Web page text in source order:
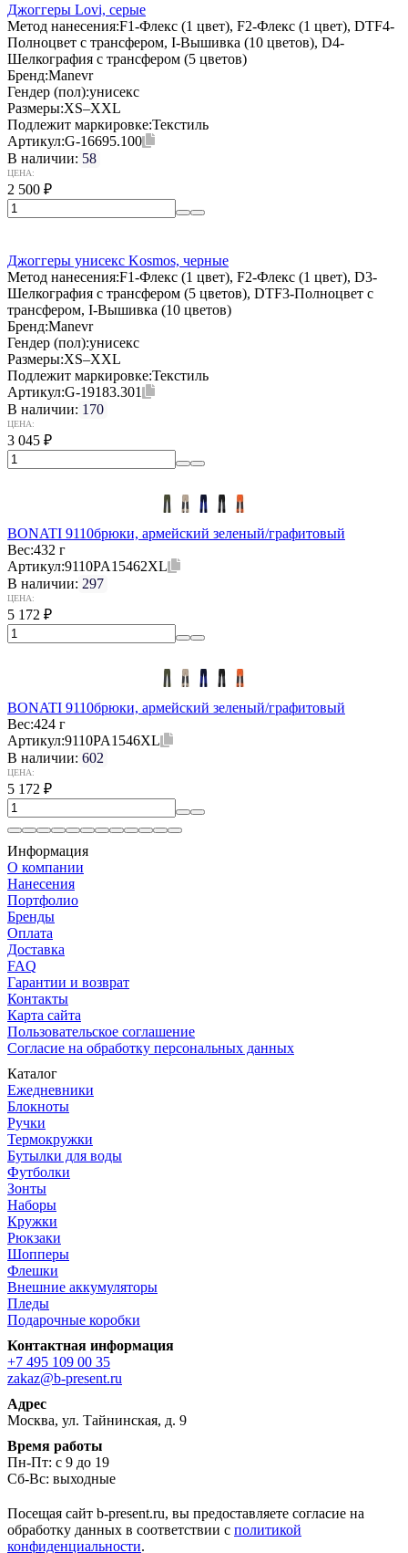
Джоггеры Lovi, серые
Метод нанесения:F1-Флекс (1 цвет), F2-Флекс (1 цвет), DTF4-
Полноцвет с трансфером, I-Вышивка (10 цветов), D4-
Шелкография с трансфером (5 цветов)
Бренд:Manevr
Гендер (пол):унисекс
Размеры:XS–XXL
Подлежит маркировке:Текстиль
Артикул:G-16695.100
В наличии: 58
ЦЕНА:
2 500 ₽
Джоггеры унисекс Kosmos, черные
Метод нанесения:F1-Флекс (1 цвет), F2-Флекс (1 цвет), D3-
Шелкография с трансфером (5 цветов), DTF3-Полноцвет с
трансфером, I-Вышивка (10 цветов)
Бренд:Manevr
Гендер (пол):унисекс
Размеры:XS–XXL
Подлежит маркировке:Текстиль
Артикул:G-19183.301
В наличии: 170
ЦЕНА:
3 045 ₽
BONATI 9110брюки, армейский зеленый/графитовый
Вес:432 г
Артикул:9110PA15462XL
В наличии: 297
ЦЕНА:
5 172 ₽
BONATI 9110брюки, армейский зеленый/графитовый
Вес:424 г
Артикул:9110PA1546XL
В наличии: 602
ЦЕНА:
5 172 ₽
Информация
О компании
Нанесения
Портфолио
Бренды
Оплата
Доставка
FAQ
Гарантии и возврат
Контакты
Карта сайта
Пользовательское соглашение
Согласие на обработку персональных данных
Каталог
Ежедневники
Блокноты
Ручки
Термокружки
Бутылки для воды
Футболки
Зонты
Наборы
Кружки
Рюкзаки
Шопперы
Флешки
Внешние аккумуляторы
Пледы
Подарочные коробки
Контактная информация
+7 495 109 00 35
zakaz@b-present.ru
Адрес
Москва, ул. Тайнинская, д. 9
Время работы
Пн-Пт: с 9 до 19
Сб-Вс: выходные
Посещая сайт b-present.ru, вы предоставляете согласие на
обработку данных в соответствии с политикой
конфиденциальности.